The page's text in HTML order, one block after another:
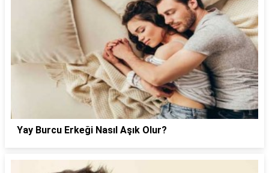
Yay Burcu Erkeği Nasıl Aşık Olur?